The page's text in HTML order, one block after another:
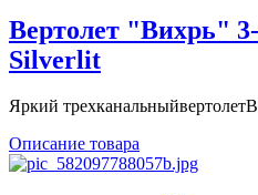
Вертолет "Вихрь"
Silverlit
Яркий
Описание товара